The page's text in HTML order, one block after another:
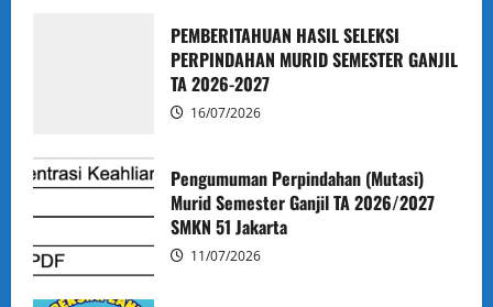
PEMBERITAHUAN HASIL SELEKSI
PERPINDAHAN MURID SEMESTER GANJIL
TA 2026-2027
16/07/2026
Pengumuman Perpindahan (Mutasi)
Murid Semester Ganjil TA 2026/2027
SMKN 51 Jakarta
11/07/2026
PEMBERITAHUAN HASIL SELEKSI
PERPINDAHAN MURID SEMESTER GANJIL TA
admin 16/07/2026